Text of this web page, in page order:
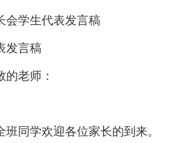
会学生代表发言稿
发言稿
老师：
同学欢迎各位家长的到来。